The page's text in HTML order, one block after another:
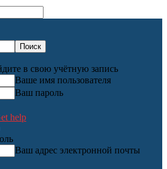
в свою учётную запись
Ваше имя пользователя
Ваш пароль
help
Ваш адрес электронной почты